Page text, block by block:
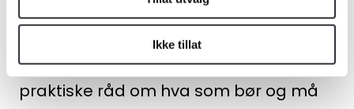
Ikke tillat
seg til, og at målene følges opp med
støtteordninger og konkrete og
praktiske råd om hva som bør og må